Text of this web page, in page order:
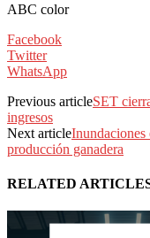
ABC color
Facebook
Twitter
WhatsApp
Previous articleSET
ingresos
Next articleInundaciones
producción ganadera
RELATED